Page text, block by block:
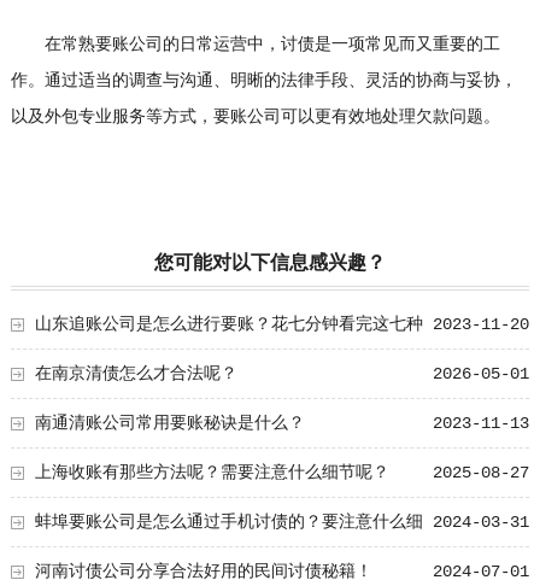
在常熟要账公司的日常运营中，讨债是一项常见而又重要的工
作。通过适当的调查与沟通、明晰的法律手段、灵活的协商与妥协，
以及外包专业服务等方式，要账公司可以更有效地处理欠款问题。
您可能对以下信息感兴趣？
2023-11-20
山东追账公司是怎么进行要账？花七分钟看完这七种
方式 2026-05-01
在南京清债怎么才合法呢？
2023-11-13
南通清账公司常用要账秘诀是什么？
2025-08-27
上海收账有那些方法呢？需要注意什么细节呢？
2024-03-31
蚌埠要账公司是怎么通过手机讨债的？要注意什么细
节！ 2024-07-01
河南讨债公司分享合法好用的民间讨债秘籍！